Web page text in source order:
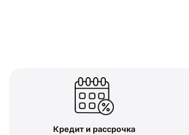
Кредит и рассрочка